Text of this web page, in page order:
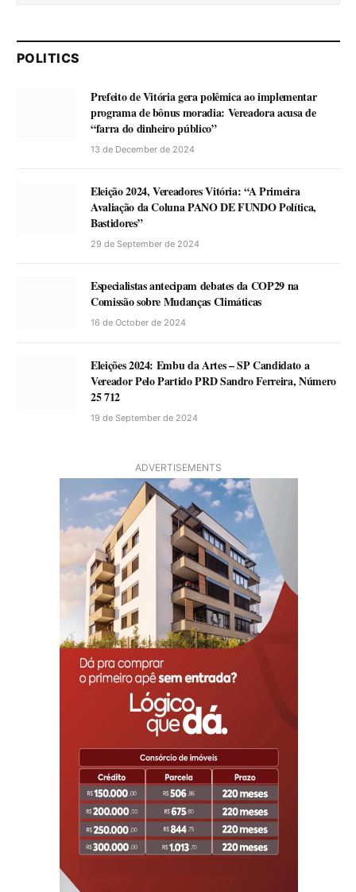
POLITICS
Prefeito de Vitória gera polêmica ao implementar
programa de bônus moradia: Vereadora acusa de
“farra do dinheiro público”
13 de December de 2024
Eleição 2024, Vereadores Vitória: “A Primeira
Avaliação da Coluna PANO DE FUNDO Política,
Bastidores”
29 de September de 2024
Especialistas antecipam debates da COP29 na
Comissão sobre Mudanças Climáticas
16 de October de 2024
Eleições 2024: Embu da Artes – SP Candidato a
Vereador Pelo Partido PRD Sandro Ferreira, Número
25 712
19 de September de 2024
ADVERTISEMENTS